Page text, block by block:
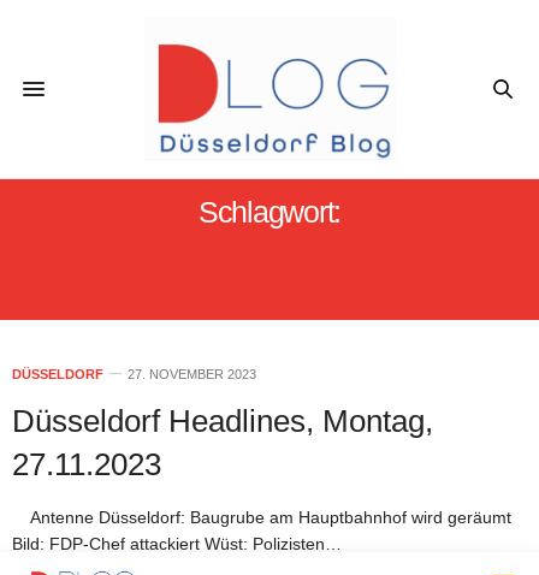
Schlagwort:
DÜSSELDORF 27. NOVEMBER 2023
Düsseldorf Headlines, Montag,
27.11.2023
Antenne Düsseldorf: Baugrube am Hauptbahnhof wird geräumt
Bild: FDP-Chef attackiert Wüst: Polizisten…